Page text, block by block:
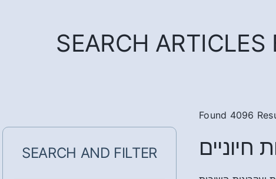
SEARCH
SEARCH AND FILTER
Found 4096
חיוניים